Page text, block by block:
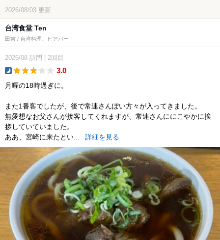
2026/08/03 更新
台湾食堂 Ten
田吉 / 台湾料理、ビアバー
2026/08 訪問 2回目
3.0
月曜の18時過ぎに。
また1番客でしたが、後で常連さんぽい方々が入ってきました。
無愛想なお父さんが接客してくれますが、常連さんににこやかに挨
拶していていました。
ああ、宮崎に来たとい...
詳細を見る